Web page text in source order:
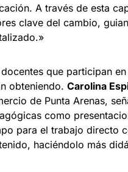
A través de esta
clave del cambio,
que participan
obteniendo. Carolina
de Punta Arenas,
como
para el trabajo directo
haciéndolo más